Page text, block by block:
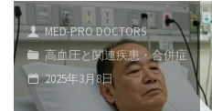
な
無
呼
吸
MED-PRO DOCTORS
高血圧と関連疾患・合併症
2025年3月8日